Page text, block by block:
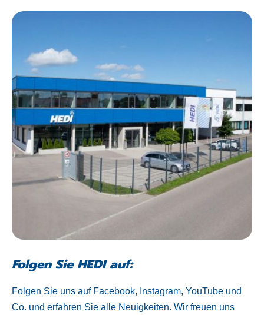
Folgen Sie HEDI auf:
Folgen Sie uns auf Facebook, Instagram, YouTube und
Co. und erfahren Sie alle Neuigkeiten. Wir freuen uns